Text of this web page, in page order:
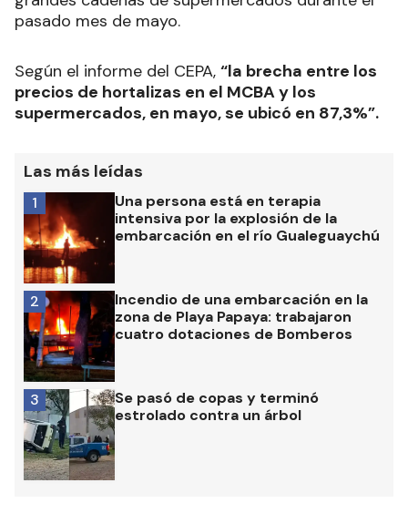
pasado mes de mayo.
Según el informe del CEPA, “la brecha entre los
precios de hortalizas en el MCBA y los
supermercados, en mayo, se ubicó en 87,3%”.
Las más leídas
Una persona está en terapia
intensiva por la explosión de la
embarcación en el río Gualeguaychú
1
Incendio de una embarcación en la
zona de Playa Papaya: trabajaron
cuatro dotaciones de Bomberos
2
Se pasó de copas y terminó
estrolado contra un árbol
3